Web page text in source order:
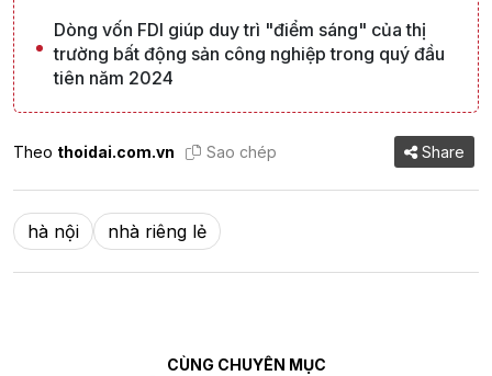
Dòng vốn FDI giúp duy trì "điểm sáng" của thị
trường bất động sản công nghiệp trong quý đầu
tiên năm 2024
Theo thoidai.com.vn Sao chép Share
hà nội nhà riêng lẻ
CÙNG CHUYÊN MỤC